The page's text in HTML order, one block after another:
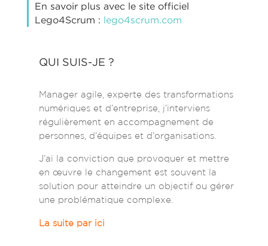
En savoir plus avec le site officiel
Lego4Scrum : lego4scrum.com
QUI SUIS-JE ?
Manager agile, experte des transformations
numériques et d’entreprise, j’interviens
régulièrement en accompagnement de
personnes, d’équipes et d’organisations.
J’ai la conviction que provoquer et mettre
en œuvre le changement est souvent la
solution pour atteindre un objectif ou gérer
une problématique complexe.
La suite par ici